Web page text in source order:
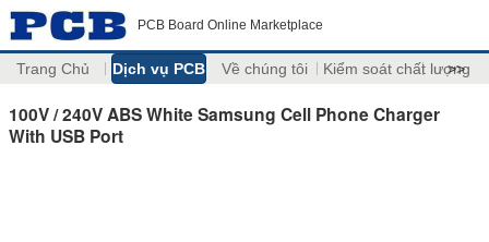
PCB Board Online Marketplace
Trang Chủ Dịch vụ PCB Về chúng tôi Kiểm soát chất lượng
>>
100V / 240V ABS White Samsung Cell Phone Charger
With USB Port